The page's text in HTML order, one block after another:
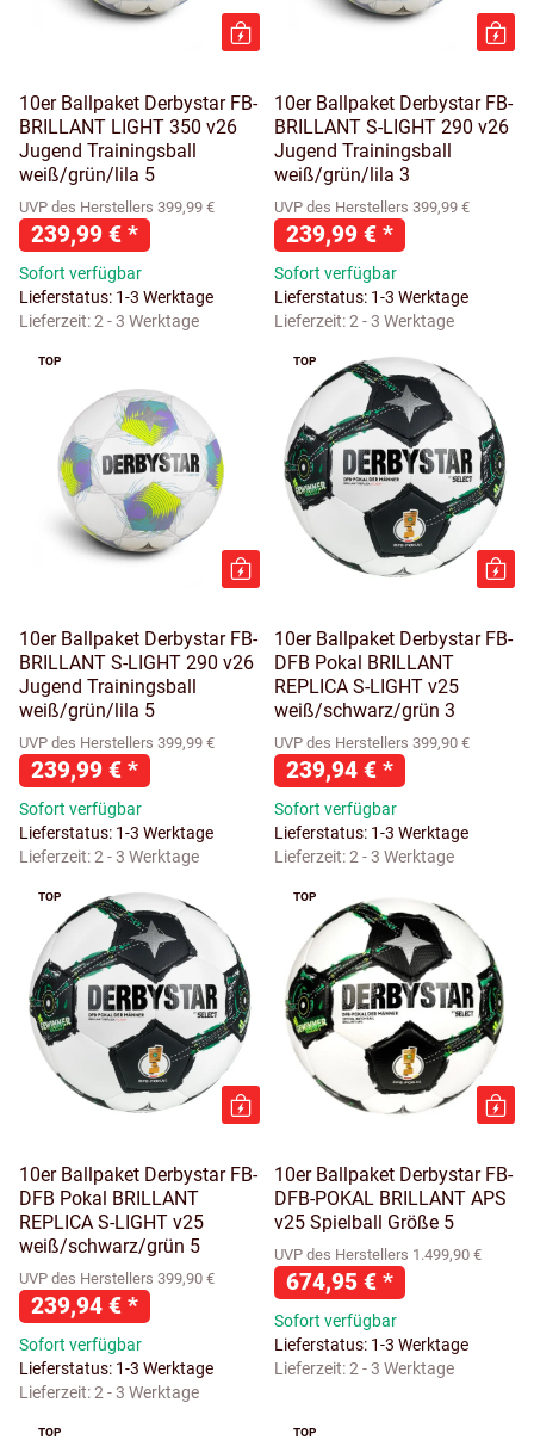
10er Ballpaket Derbystar FB-
BRILLANT LIGHT 350 v26
Jugend Trainingsball
weiß/grün/lila 5
UVP des Herstellers 399,99 €
239,99 € *
Sofort verfügbar
Lieferstatus: 1-3 Werktage
Lieferzeit:2 - 3 Werktage
10er Ballpaket Derbystar FB-
BRILLANT S-LIGHT 290 v26
Jugend Trainingsball
weiß/grün/lila 3
UVP des Herstellers 399,99 €
239,99 € *
Sofort verfügbar
Lieferstatus: 1-3 Werktage
Lieferzeit:2 - 3 Werktage
TOP
10er Ballpaket Derbystar FB-
BRILLANT S-LIGHT 290 v26
Jugend Trainingsball
weiß/grün/lila 5
UVP des Herstellers 399,99 €
239,99 € *
Sofort verfügbar
Lieferstatus: 1-3 Werktage
Lieferzeit:2 - 3 Werktage
TOP
10er Ballpaket Derbystar FB-
DFB Pokal BRILLANT
REPLICA S-LIGHT v25
weiß/schwarz/grün 3
UVP des Herstellers 399,90 €
239,94 € *
Sofort verfügbar
Lieferstatus: 1-3 Werktage
Lieferzeit:2 - 3 Werktage
TOP
10er Ballpaket Derbystar FB-
DFB Pokal BRILLANT
REPLICA S-LIGHT v25
weiß/schwarz/grün 5
UVP des Herstellers 399,90 €
239,94 € *
Sofort verfügbar
Lieferstatus: 1-3 Werktage
Lieferzeit:2 - 3 Werktage
TOP
10er Ballpaket Derbystar FB-
DFB-POKAL BRILLANT APS
v25 Spielball Größe 5
UVP des Herstellers 1.499,90 €
674,95 € *
Sofort verfügbar
Lieferstatus: 1-3 Werktage
Lieferzeit:2 - 3 Werktage
TOP TOP